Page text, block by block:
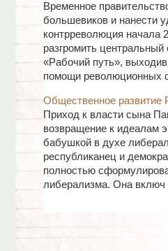
Временное
большевиков и нанести
контрреволюция начала
разгромить
«Рабочий путь»,
помощи революционных
Общественное развитие
Приход к власти сына
возвращение к идеалам
бабушкой в духе
республиканец и
полностью
либерализма. Она включ